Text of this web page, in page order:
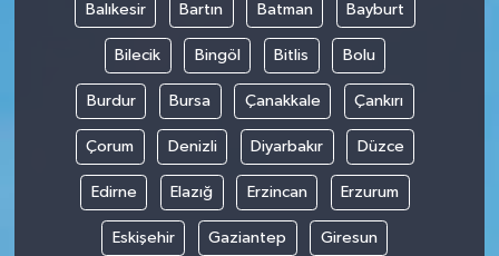
Balıkesir Bartın Batman Bayburt
Bilecik Bingöl Bitlis Bolu
Burdur Bursa Çanakkale Çankırı
Çorum Denizli Diyarbakır Düzce
Edirne Elazığ Erzincan Erzurum
Eskişehir Gaziantep Giresun